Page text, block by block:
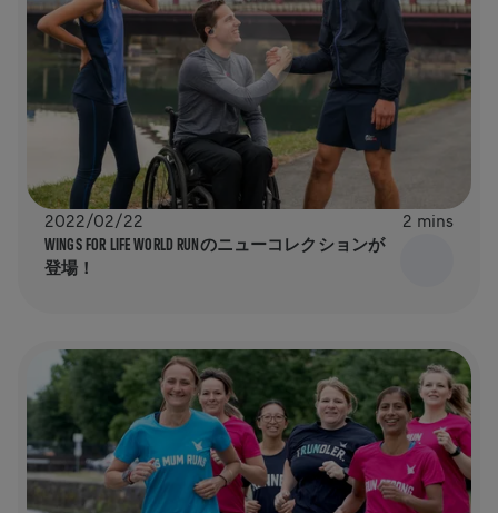
2022/02/22 2 mins
WINGS FOR LIFE WORLD RUNのニューコレクションが
登場！